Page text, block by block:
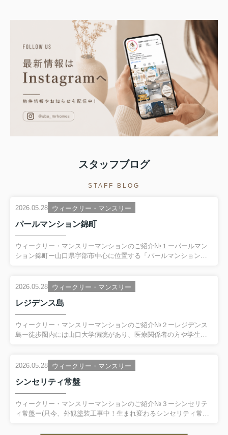
スタッフブログ
STAFF BLOG
2026.05.28 ウィークリー・マンスリー
パールマンション錦町
ウィークリー・マンスリーマンションのご紹介№１ーパールマン
ション錦町ー山口県宇部市中心に位置する「パールマンション錦
もオススメですJR宇部線「東新川駅」まで徒歩約８分、「宇部新
川駅」方面へのアクセス良好で、通勤通学にも便利！また、カフ
ェや公園も近く、休日にはゆったりとした時間を楽しめます。------
-------------------------------------------------------------------------------------------...
2026.05.28 ウィークリー・マンスリー
レジデンス島
ウィークリー・マンスリーマンションのご紹介№２ーレジデンス
島ー徒歩圏内には山口大学病院があり、医療関係者の方や学生さ
トア、コンビニ、飲食店など生活に必要な施設が揃っています。--
-------------------------------------------------------------------------------------------------
-〇 お部屋の一例 〇 ※掲載写真は同タイプのお部屋の一例
です。実際のお部屋とは内装・家具など異なる場合がご...
2026.05.28 ウィークリー・マンスリー
シンセリティ常盤
ウィークリー・マンスリーマンションのご紹介№３ーシンセリテ
ィ常盤ー(只今、外観塗装工事中！生まれ変わるシンセリティ常盤
ており、毎日のお買い物に便利です。また、山口大学工学部にも